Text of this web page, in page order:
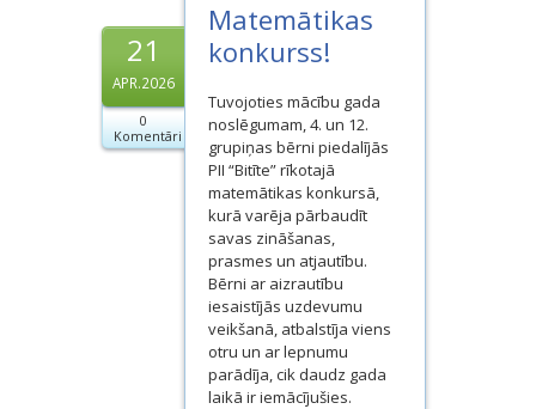
21
APR.2026
0
Komentāri
Matemātikas
konkurss!
Tuvojoties mācību gada
noslēgumam, 4. un 12.
grupiņas bērni piedalījās
PII “Bitīte” rīkotajā
matemātikas konkursā,
kurā varēja pārbaudīt
savas zināšanas,
prasmes un atjautību.
Bērni ar aizrautību
iesaistījās uzdevumu
veikšanā, atbalstīja viens
otru un ar lepnumu
parādīja, cik daudz gada
laikā ir iemācījušies.